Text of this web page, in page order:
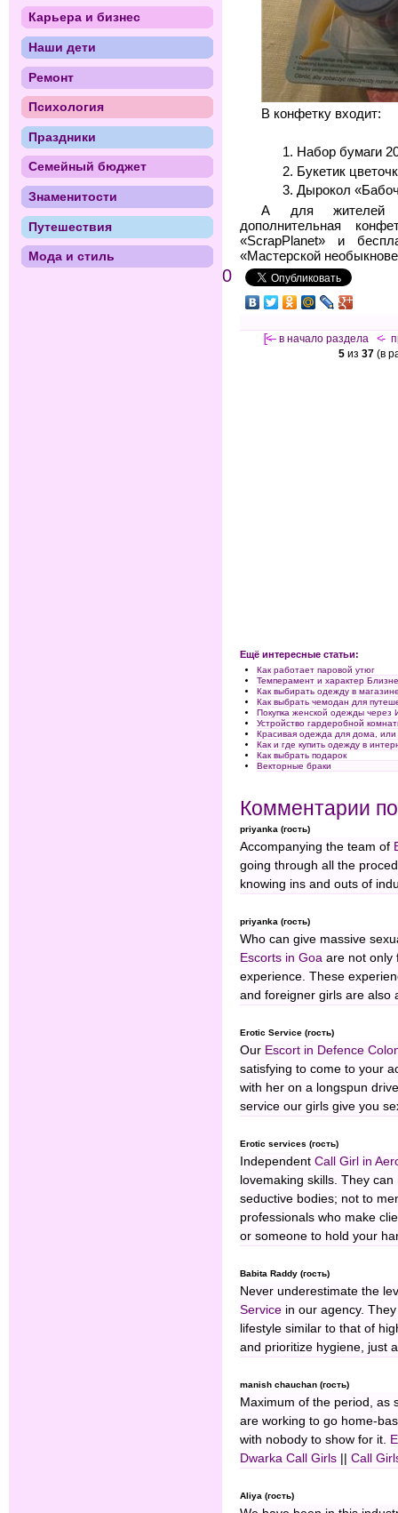
В конфетку входит:
Набор бумаги
Букетик
Дырокол
А для жителей
дополнительная
«ScrapPlanet» и
«Мастерской
0
[<— в начало раздела <-
5 из 37 (в
Ещё интересные статьи:
Как работает паровой утюг
Темперамент и характер
Как выбирать одежду в
Как выбрать чемодан для
Покупка женской одежды
Устройство гардеробной
Красивая одежда для дома, или
Как и где купить одежду в
Как выбрать подарок
Векторные браки
Комментарии
priyanka (гость)
Accompanying the team of
going through all the
knowing ins and outs of
priyanka (гость)
Who can give massive
Escorts in Goa are not only
experience. These
and foreigner girls are also
Erotic Service (гость)
Our Escort in Defence
satisfying to come to your
with her on a longspun
service our girls give you
Erotic services (гость)
Independent Call Girl in
lovemaking skills. They
seductive bodies; not to
professionals who make
or someone to hold your
Babita Raddy (гость)
Never underestimate the
Service in our agency.
lifestyle similar to that of
and prioritize hygiene, just
manish chauchan (гость)
Maximum of the period, as
are working to go home-
with nobody to show for it.
Dwarka Call Girls
Call
Aliya (гость)
Карьера и бизнес
Наши дети
Ремонт
Психология
Праздники
Семейный бюджет
Знаменитости
Путешествия
Мода и стиль